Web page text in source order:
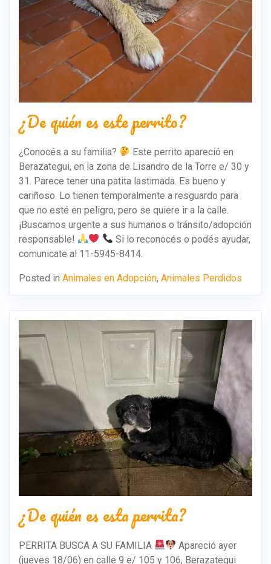
¿De quién es este perrito?
¿Conocés a su familia?
Este perrito apareció en
Berazategui, en la zona de Lisandro de la Torre e/ 30 y
31. Parece tener una patita lastimada. Es bueno y
cariñoso. Lo tienen temporalmente a resguardo para
que no esté en peligro, pero se quiere ir a la calle.
¡Buscamos urgente a sus humanos o tránsito/adopción
responsable!
Si lo reconocés o podés ayudar,
comunicate al 11-5945-8414.
Posted in Animales en Adopción, Animales Perdidos
¿De quién es esta perrita?
PERRITA BUSCA A SU FAMILIA
Apareció ayer
(jueves 18/06) en calle 9 e/ 105 y 106, Berazategui